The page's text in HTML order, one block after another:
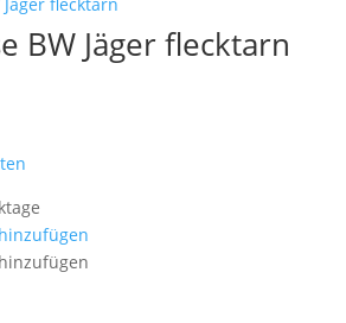
BW Jäger flecktarn